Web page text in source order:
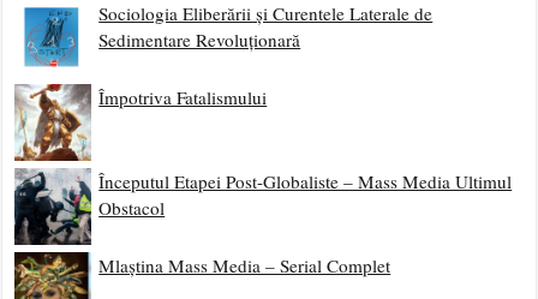
Sociologia Eliberării și Curentele Laterale de
Sedimentare Revoluționară
Împotriva Fatalismului
Începutul Etapei Post-Globaliste – Mass Media Ultimul
Obstacol
Mlaștina Mass Media – Serial Complet